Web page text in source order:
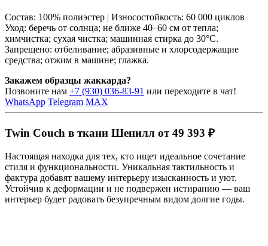
Состав: 100% полиэстер | Износостойкость: 60 000 циклов
Уход: беречь от солнца; не ближе 40–60 см от тепла;
химчистка; сухая чистка; машинная стирка до 30°C.
Запрещено: отбеливание; абразивные и хлорсодержащие
средства; отжим в машине; глажка.
Закажем образцы жаккарда?
Позвоните нам +7 (930) 036-83-91 или переходите в чат!
WhatsApp Telegram MAX
Twin Couch в ткани Шенилл от 49 393 ₽
Настоящая находка для тех, кто ищет идеальное сочетание
стиля и функциональности. Уникальная тактильность и
фактура добавят вашему интерьеру изысканность и уют.
Устойчив к деформации и не подвержен истиранию — ваш
интерьер будет радовать безупречным видом долгие годы.